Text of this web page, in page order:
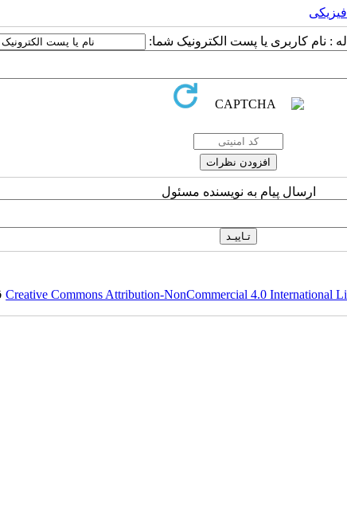
: نام کاربری یا پست الکترونیک شما:
ارسال پیام به نویسنده مسئول
Creative Commons Attribution-NonCommercial 4.0 International